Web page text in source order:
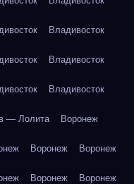
Владивосток
Владивосток
Владивосток
— Лолита Воронеж
Воронеж Воронеж
Воронеж Воронеж